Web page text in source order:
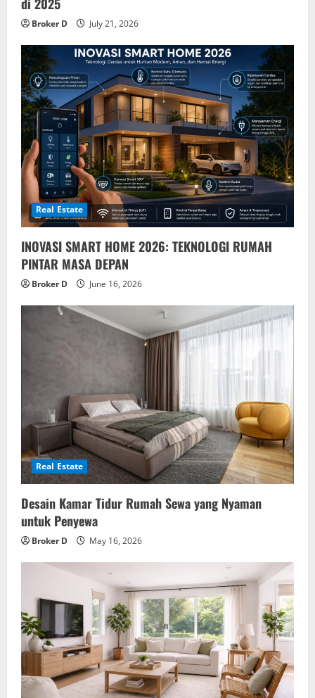
di 2025
Broker D July 21, 2026
Real Estate
INOVASI SMART HOME 2026: TEKNOLOGI RUMAH
PINTAR MASA DEPAN
Broker D June 16, 2026
Real Estate
Desain Kamar Tidur Rumah Sewa yang Nyaman
untuk Penyewa
Broker D May 16, 2026